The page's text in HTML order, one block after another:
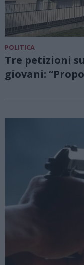
POLITICA
Tre petizioni
giovani: